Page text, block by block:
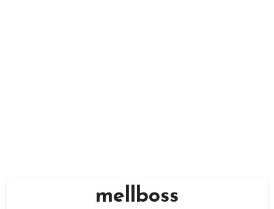
mellboss